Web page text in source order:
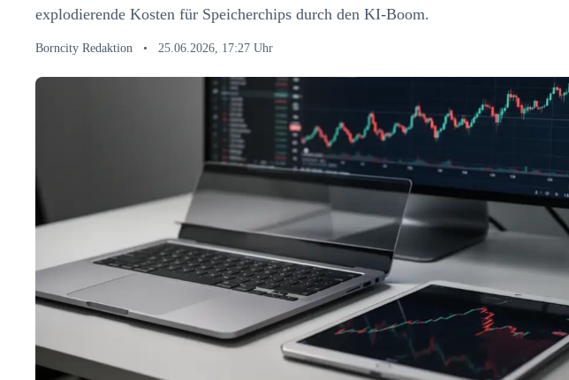
explodierende Kosten für Speicherchips durch den KI-Boom.
Borncity Redaktion • 25.06.2026, 17:27 Uhr